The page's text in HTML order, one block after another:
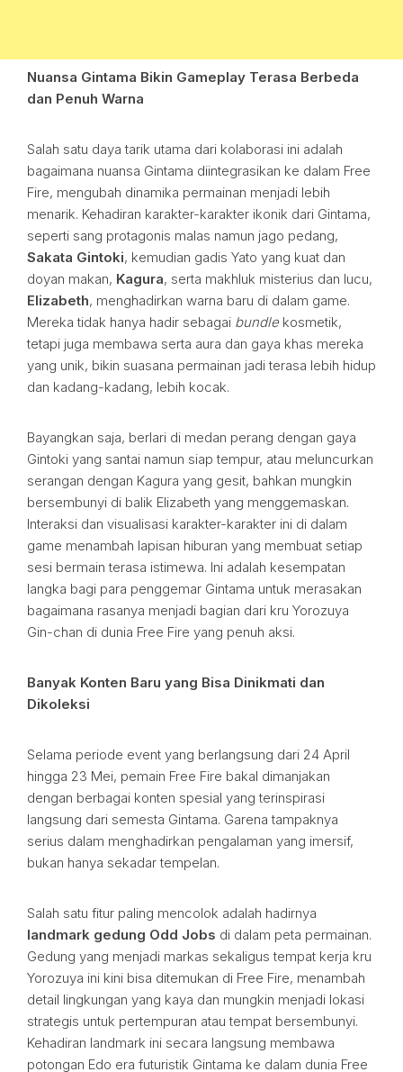
Nuansa Gintama Bikin Gameplay Terasa Berbeda
dan Penuh Warna
Salah satu daya tarik utama dari kolaborasi ini adalah
bagaimana nuansa Gintama diintegrasikan ke dalam Free
Fire, mengubah dinamika permainan menjadi lebih
menarik. Kehadiran karakter-karakter ikonik dari Gintama,
seperti sang protagonis malas namun jago pedang,
Sakata Gintoki, kemudian gadis Yato yang kuat dan
doyan makan, Kagura, serta makhluk misterius dan lucu,
Elizabeth, menghadirkan warna baru di dalam game.
Mereka tidak hanya hadir sebagai bundlekosmetik,
tetapi juga membawa serta aura dan gaya khas mereka
yang unik, bikin suasana permainan jadi terasa lebih hidup
dan kadang-kadang, lebih kocak.
Bayangkan saja, berlari di medan perang dengan gaya
Gintoki yang santai namun siap tempur, atau meluncurkan
serangan dengan Kagura yang gesit, bahkan mungkin
bersembunyi di balik Elizabeth yang menggemaskan.
Interaksi dan visualisasi karakter-karakter ini di dalam
game menambah lapisan hiburan yang membuat setiap
sesi bermain terasa istimewa. Ini adalah kesempatan
langka bagi para penggemar Gintama untuk merasakan
bagaimana rasanya menjadi bagian dari kru Yorozuya
Gin-chan di dunia Free Fire yang penuh aksi.
Banyak Konten Baru yang Bisa Dinikmati dan
Dikoleksi
Selama periode event yang berlangsung dari 24 April
hingga 23 Mei, pemain Free Fire bakal dimanjakan
dengan berbagai konten spesial yang terinspirasi
langsung dari semesta Gintama. Garena tampaknya
serius dalam menghadirkan pengalaman yang imersif,
bukan hanya sekadar tempelan.
Salah satu fitur paling mencolok adalah hadirnya
landmark gedung Odd Jobs di dalam peta permainan.
Gedung yang menjadi markas sekaligus tempat kerja kru
Yorozuya ini kini bisa ditemukan di Free Fire, menambah
detail lingkungan yang kaya dan mungkin menjadi lokasi
strategis untuk pertempuran atau tempat bersembunyi.
Kehadiran landmark ini secara langsung membawa
potongan Edo era futuristik Gintama ke dalam dunia Free